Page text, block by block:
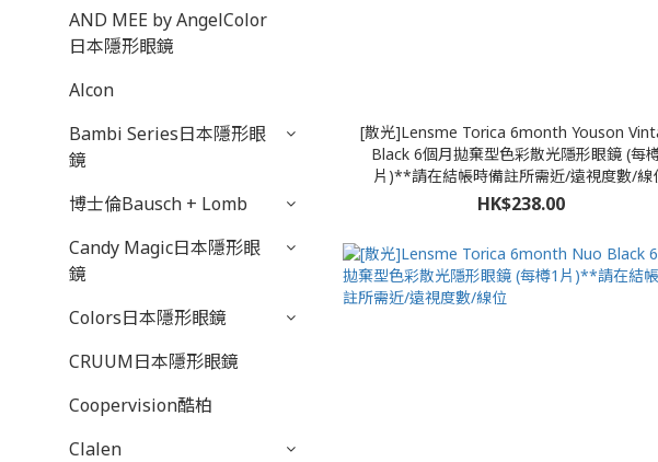
AND MEE by AngelColor
日本隱形眼鏡
Alcon
Bambi Series日本隱形眼
鏡
博士倫Bausch + Lomb
Candy Magic日本隱形眼
鏡
Colors日本隱形眼鏡
CRUUM日本隱形眼鏡
Coopervision酷柏
Clalen
[散光]Lensme Torica 6month Youson
Black 6個月拋棄型色彩散光隱形眼鏡 (每
片)**請在結帳時備註所需近/遠視度數/線
HK$238.00